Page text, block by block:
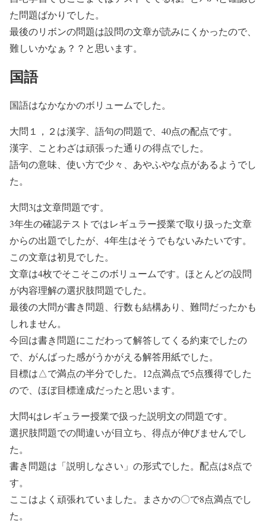
た問題ばかりでした。
最後のリボンの問題は設問の文章が読みにくかったので、
難しいかなぁ？？と思います。
国語
国語はなかなかのボリュームでした。
大問１，２は漢字、語句の問題で、40点の配点です。
漢字、ことわざは頑張った通りの得点でした。
語句の意味、使い方で少々、あやふやな点があるようでし
た。
大問3は文章問題です。
3年生の確認テストではレギュラー授業で取り扱った文章
からの出題でしたが、4年生はそうでもないみたいです。
この文章は初見でした。
文章は4枚でそこそこのボリュームです。ほとんどの設問
が内容理解の選択肢問題でした。
最後の大問が書き問題、行数も結構あり、難問だったかも
しれません。
今回は書き問題にこだわって解答してくる約束でしたの
で、がんばった感がうかがえる解答用紙でした。
目標は△で満点の半分でした。12点満点で5点獲得でした
ので、ほぼ目標達成だったと思います。
大問4はレギュラー授業で扱った説明文の問題です。
選択肢問題での間違いが目立ち、得点が伸びませんでし
た。
書き問題は「説明しなさい」の形式でした。配点は8点で
す。
ここはよく頑張れていました。まさかの〇で8点満点でし
た。